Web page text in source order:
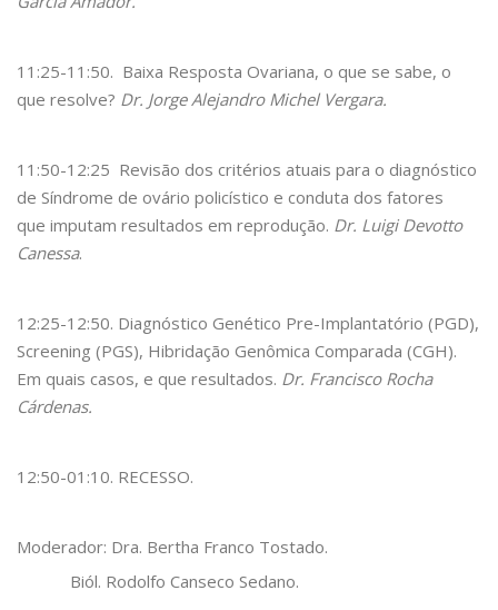
11:25-11:50. Baixa Resposta Ovariana, o que se sabe, o
que resolve? Dr. Jorge Alejandro Michel Vergara.
11:50-12:25 Revisão dos critérios atuais para o diagnóstico
de Síndrome de ovário policístico e conduta dos fatores
que imputam resultados em reprodução. Dr. Luigi Devotto
Canessa.
12:25-12:50. Diagnóstico Genético Pre-Implantatório (PGD),
Screening (PGS), Hibridação Genômica Comparada (CGH).
Em quais casos, e que resultados. Dr. Francisco Rocha
Cárdenas.
12:50-01:10. RECESSO.
Moderador: Dra. Bertha Franco Tostado.
Biól. Rodolfo Canseco Sedano.